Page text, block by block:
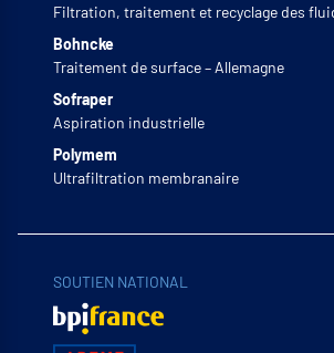
Filtration, traitement et recyclage des
Bohncke
Traitement de surface – Allemagne
Sofraper
Aspiration industrielle
Polymem
Ultrafiltration membranaire
SOUTIEN NATIONAL